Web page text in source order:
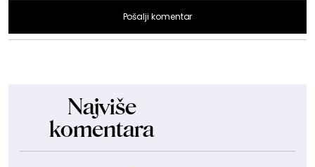
Pošalji komentar
Najviše
komentara